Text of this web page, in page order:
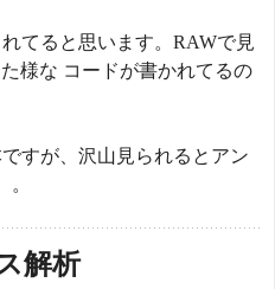
てると思います。RAWで見
様な コードが書かれてるの
すが、沢山見られるとアン
解析